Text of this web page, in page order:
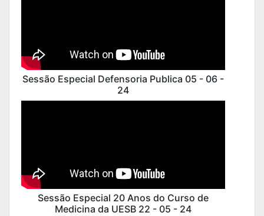
Sessão Especial Defensoria Publica 05 - 06 -
24
Sessão Especial 20 Anos do Curso de
Medicina da UESB 22 - 05 - 24